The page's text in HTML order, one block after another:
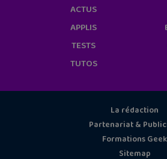
ACTUS
APPLIS
TESTS
TUTOS
La rédaction
Partenariat &
Formations Geek
Sitemap